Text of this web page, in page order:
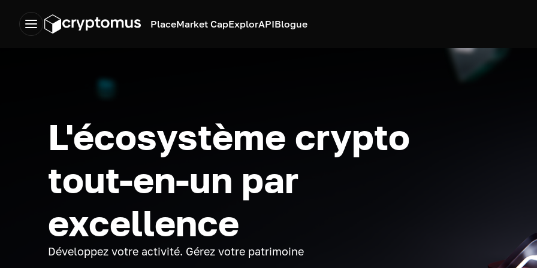
PlaceMarket CapExplorAPIBlogue
L'écosystème crypto
tout-en-un par
excellence
Développez votre activité. Gérez votre patrimoine